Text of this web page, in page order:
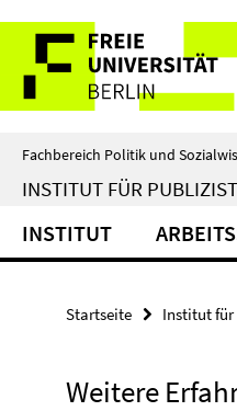
direkt
Inhalt
Service-
Navigation
Fachbereich Politik und
INSTITUT FÜR
INSTITUT
Startseite Institut für
Weitere